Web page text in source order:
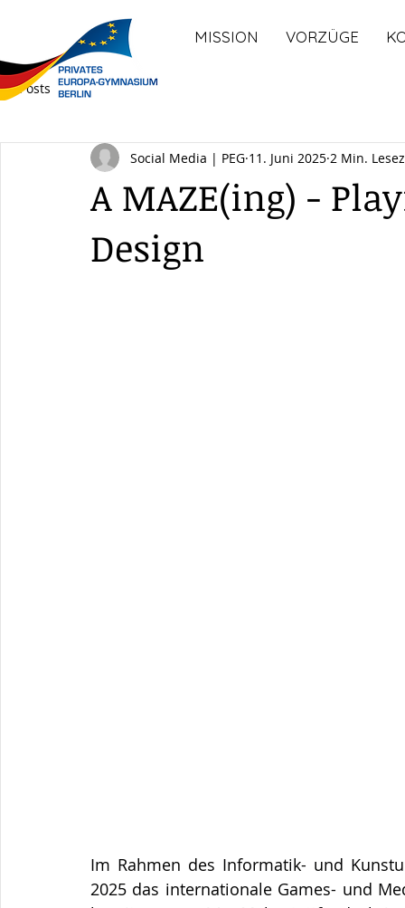
MISSION VORZÜGE
All Posts
A MAZE(ing) -
Design
Social Media | PEG 11. Juni 2025 2 Min.
Im Rahmen des Informatik- und
2025 das internationale Games- und